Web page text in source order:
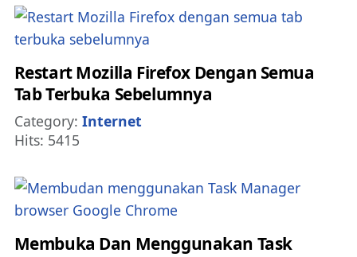
Restart Mozilla Firefox Dengan Semua
Tab Terbuka Sebelumnya
Details
Category: Internet
Hits: 5415
Membuka Dan Menggunakan Task